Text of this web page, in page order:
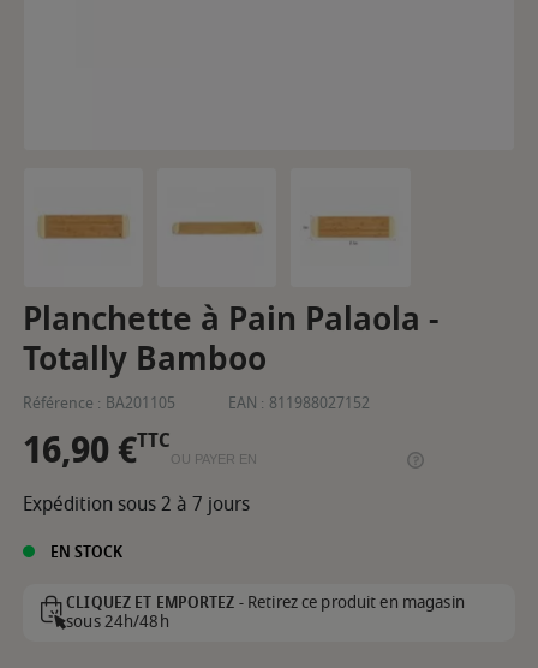
Planchette à Pain Palaola -
Totally Bamboo
Référence : BA201105 EAN : 811988027152
16,90 €TTC
OU PAYER EN
Expédition sous 2 à 7 jours
EN STOCK
CLIQUEZ ET EMPORTEZ -Retirez ce produit en magasin
sous 24h/48h